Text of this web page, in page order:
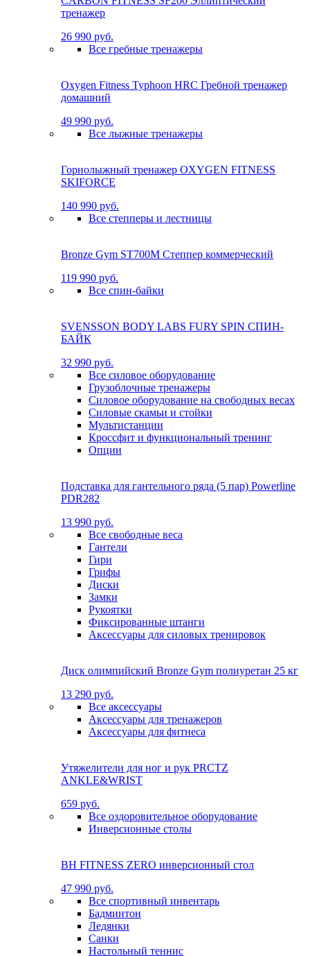
тренажер
26 990 руб.
Все гребные тренажеры
Oxygen Fitness Typhoon HRC Гребной тренажер
домашний
49 990 руб.
Все лыжные тренажеры
Горнолыжный тренажер OXYGEN FITNESS
SKIFORCE
140 990 руб.
Все степперы и лестницы
Bronze Gym ST700M Степпер коммерческий
119 990 руб.
Все спин-байки
SVENSSON BODY LABS FURY SPIN СПИН-
БАЙК
32 990 руб.
Все силовое оборудование
Грузоблочные тренажеры
Силовое оборудование на свободных весах
Силовые скамьи и стойки
Мультистанции
Кроссфит и функциональный тренинг
Опции
Подставка для гантельного ряда (5 пар) Powerline
PDR282
13 990 руб.
Все свободные веса
Гантели
Гири
Грифы
Диски
Замки
Рукоятки
Фиксированные штанги
Аксессуары для силовых тренировок
Диск олимпийский Bronze Gym полиуретан 25 кг
13 290 руб.
Все аксессуары
Аксессуары для тренажеров
Аксессуары для фитнеса
Утяжелители для ног и рук PRCTZ
ANKLE&WRIST
659 руб.
Все оздоровительное оборудование
Инверсионные столы
BH FITNESS ZERO инверсионный стол
47 990 руб.
Все спортивный инвентарь
Бадминтон
Ледянки
Санки
Настольный теннис